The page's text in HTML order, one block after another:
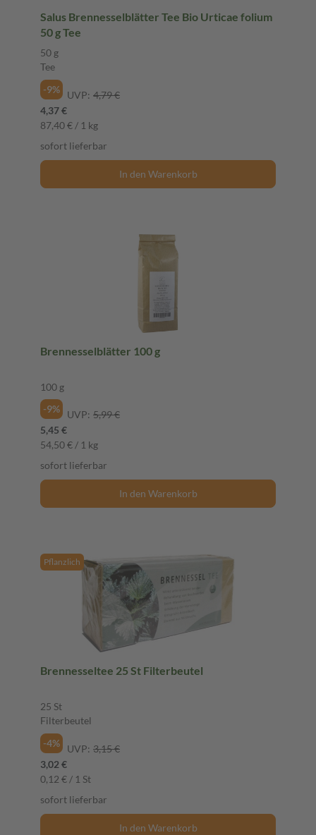
Salus Brennesselblätter Tee Bio Urticae folium
50 g Tee
50 g
Tee
-9%
UVP: 4,79 €
4,37 €
87,40 € / 1 kg
sofort lieferbar
In den Warenkorb
Brennesselblätter 100 g
100 g
-9%
UVP: 5,99 €
5,45 €
54,50 € / 1 kg
sofort lieferbar
In den Warenkorb
Pflanzlich
Brennesseltee 25 St Filterbeutel
25 St
Filterbeutel
-4%
UVP: 3,15 €
3,02 €
0,12 € / 1 St
sofort lieferbar
In den Warenkorb